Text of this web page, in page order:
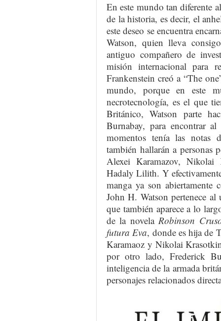
En este mundo tan diferente
de la historia, es decir, el
este deseo se encuentra
Watson, quien lleva
antiguo compañero de
misión internacional para
Frankenstein creó a “The
mundo, porque en este
necrotecnología, es el que
Británico, Watson parte
Burnabay, para encontrar
momentos tenía las notas
también hallarán a personas
Alexei Karamazov,
Hadaly Lilith. Y
manga ya son
John H. Watson pertenece
que también aparece a lo
de la novelaRobinson
futura Eva, donde es hija de
Karamaoz y Nikolai
por otro lado, Frederick
inteligencia de la armada
personajes relacionados